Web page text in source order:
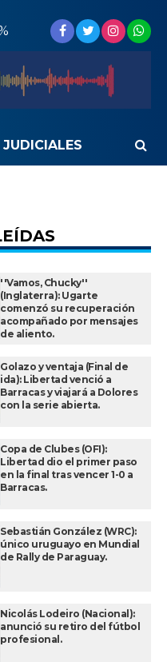
JUDICIALES
''Vamos, Chucky''
(Inglaterra): Ugarte
comenzó su recuperación
acompañado por mensajes
de aliento.
Golazo y ventaja (Final de
ida): Libertad venció a
Barracas y viajará a Dolores
con la serie abierta.
Copa de Clubes (OFI):
Libertad dio el primer paso
en la final tras vencer 1-0 a
Barracas.
Sebastián González (WRC):
único uruguayo en Mundial
de Rally de Paraguay.
Nicolás Lodeiro (Nacional):
anunció su retiro del fútbol
profesional.